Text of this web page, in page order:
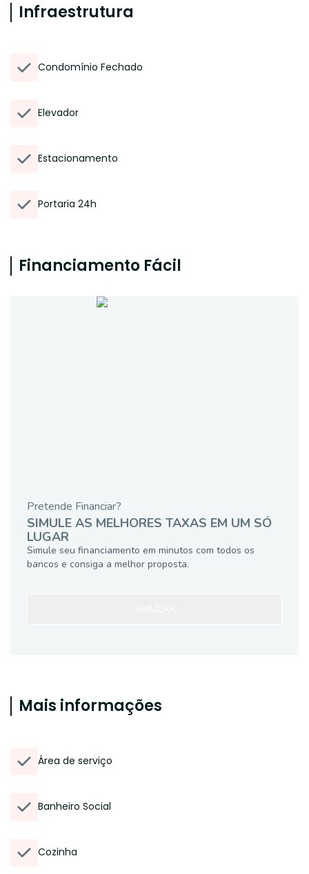
Infraestrutura
Condomínio Fechado
Elevador
Estacionamento
Portaria 24h
Financiamento Fácil
Pretende Financiar?
SIMULE AS MELHORES TAXAS EM UM SÓ
LUGAR
Simule seu financiamento em minutos com todos os
bancos e consiga a melhor proposta.
Mais informações
Área de serviço
Banheiro Social
Cozinha